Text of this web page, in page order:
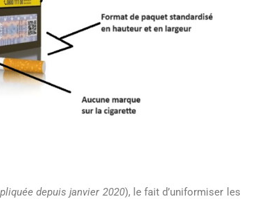
depuis janvier 2020), le fait d’uniformiser les